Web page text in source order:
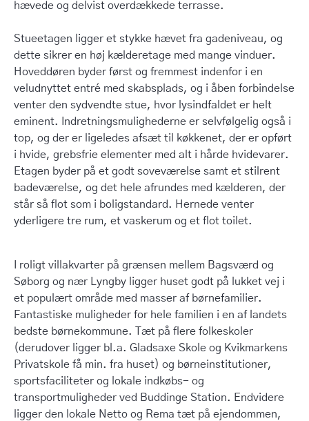
hævede og delvist overdækkede terrasse.
Stueetagen ligger et stykke hævet fra gadeniveau, og
dette sikrer en høj kælderetage med mange vinduer.
Hoveddøren byder først og fremmest indenfor i en
veludnyttet entré med skabsplads, og i åben forbindelse
venter den sydvendte stue, hvor lysindfaldet er helt
eminent. Indretningsmulighederne er selvfølgelig også i
top, og der er ligeledes afsæt til køkkenet, der er opført
i hvide, grebsfrie elementer med alt i hårde hvidevarer.
Etagen byder på et godt soveværelse samt et stilrent
badeværelse, og det hele afrundes med kælderen, der
står så flot som i boligstandard. Hernede venter
yderligere tre rum, et vaskerum og et flot toilet.
I roligt villakvarter på grænsen mellem Bagsværd og
Søborg og nær Lyngby ligger huset godt på lukket vej i
et populært område med masser af børnefamilier.
Fantastiske muligheder for hele familien i en af landets
bedste børnekommune. Tæt på flere folkeskoler
(derudover ligger bl.a. Gladsaxe Skole og Kvikmarkens
Privatskole få min. fra huset) og børneinstitutioner,
sportsfaciliteter og lokale indkøbs- og
transportmuligheder ved Buddinge Station. Endvidere
ligger den lokale Netto og Rema tæt på ejendommen,